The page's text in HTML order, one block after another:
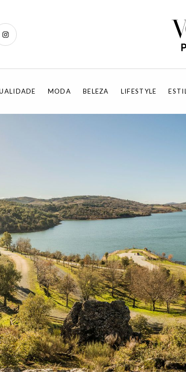
MODA BELEZA LIFESTYLE